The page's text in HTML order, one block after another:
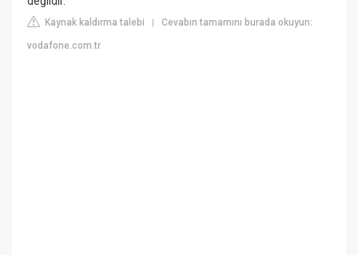
Kaynak kaldırma talebi |Cevabın tamamını burada okuyun:
vodafone.com.tr